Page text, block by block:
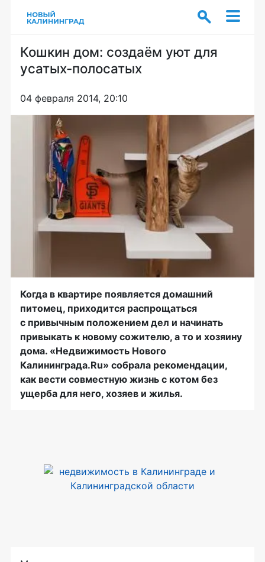
Кошкин дом: создаём уют для
усатых-полосатых
04 февраля 2014, 20:10
Когда в квартире появляется домашний
питомец, приходится распрощаться
с привычным положением дел и начинать
привыкать к новому сожителю, а то и хозяину
дома. «Недвижимость Нового
Калининграда.Ru» собрала рекомендации,
как вести совместную жизнь с котом без
ущерба для него, хозяев и жилья.